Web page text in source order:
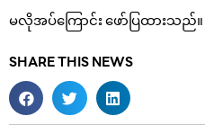
မလိုအပ်ကြောင်း ဖော်ပြထားသည်။
SHARE THIS NEWS